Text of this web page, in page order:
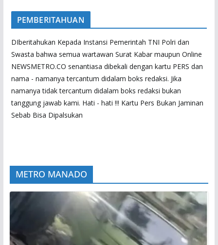
PEMBERITAHUAN
DIberitahukan Kepada Instansi Pemerintah TNI Polri dan
Swasta bahwa semua wartawan Surat Kabar maupun Online
NEWSMETRO.CO senantiasa dibekali dengan kartu PERS dan
nama - namanya tercantum didalam boks redaksi. Jika
namanya tidak tercantum didalam boks redaksi bukan
tanggung jawab kami. Hati - hati !!! Kartu Pers Bukan Jaminan
Sebab Bisa Dipalsukan
METRO MANADO